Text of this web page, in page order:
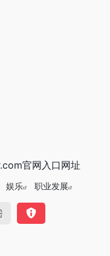
官网入口网址
娱乐 职业发展